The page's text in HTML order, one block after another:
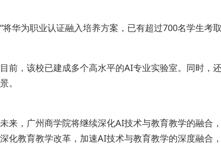
“将华为职业认证融入培养方案，已有超过700名学生考
目前，该校已建成多个高水平的AI专业实验室。同时，
景。
未来，广州商学院将继续深化AI技术与教育教学的融合
深化教育教学改革，加速AI技术与教育教学的深度融合